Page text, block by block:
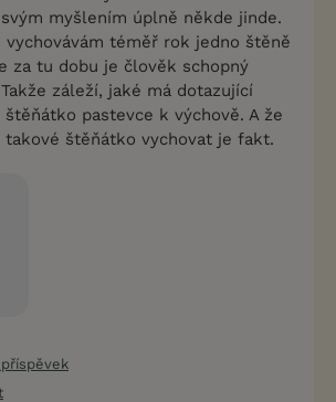
myšlením úplně někde jinde.
vychovávám téměř rok jedno štěně
za tu dobu je člověk schopný
záleží, jaké má dotazující
pastevce k výchově. A že
štěňátko vychovat je fakt.